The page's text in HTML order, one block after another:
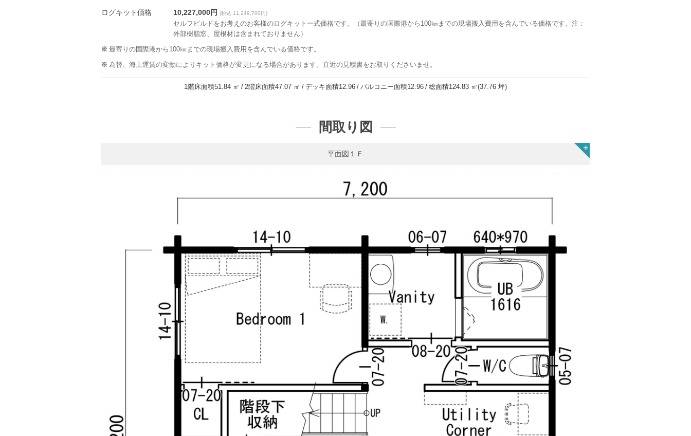
ログキット価格 10,227,000円 (税込 11,249,700円)
セルフビルドをお考えのお客様のログキット一式価格です。（最寄りの国際港から100㎞までの現場搬入費用を含んでいる価格です。注：
外部樹脂窓、屋根材は含まれておりません）
最寄りの国際港から100㎞までの現場搬入費用を含んでいる価格です。
為替、海上運賃の変動によりキット価格が変更になる場合があります。直近の見積書をお取りくださいませ。
1階床面積51.84 ㎡ 2階床面積47.07 ㎡ デッキ面積12.96 バルコニー面積12.96 総面積124.83 ㎡(37.76 坪)
間取り図
平面図１Ｆ